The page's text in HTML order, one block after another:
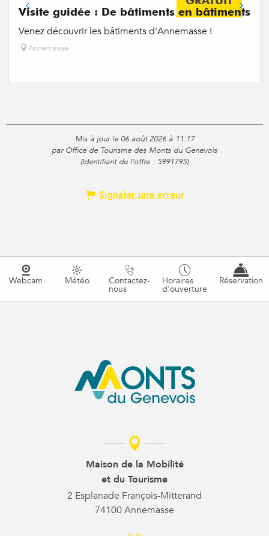
Visite guidée : De bâtiments en bâtiments
Venez découvrir les bâtiments d'Annemasse !
Annemasse
Mis à jour le 06 août 2026 à 11:17
par Office de Tourisme des Monts du Genevois
(Identifiant de l'offre : 5991795)
Signaler une erreur
Webcam Météo Contactez-
nous
Horaires
d'ouverture
Réservation
Maison de la Mobilité
et du Tourisme
2 Esplanade François-Mitterand
74100 Annemasse